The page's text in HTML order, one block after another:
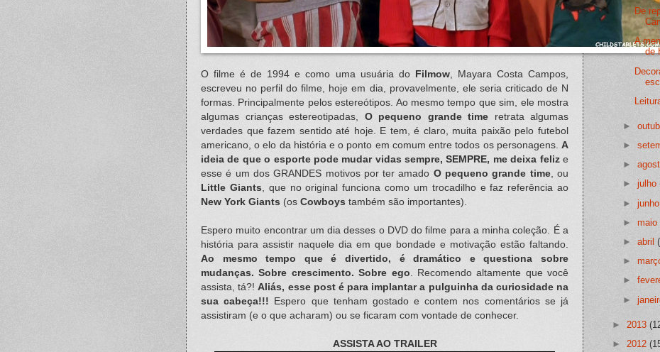
O filme é de 1994 e como uma usuária do Filmow, Mayara Costa Campos,
escreveu no perfil do filme, hoje em dia, provavelmente, ele seria criticado de N
formas. Principalmente pelos estereótipos. Ao mesmo tempo que sim, ele mostra
algumas crianças estereotipadas, O pequeno grande time retrata algumas
verdades que fazem sentido até hoje. E tem, é claro, muita paixão pelo futebol
americano, o elo da história e o ponto em comum entre todos os personagens. A
ideia de que o esporte pode mudar vidas sempre, SEMPRE, me deixa felize
esse é um dos GRANDES motivos por ter amado O pequeno grande time, ou
Little Giants , que no original funciona como um trocadilho e faz referência ao
New York Giants (os Cowboys também são importantes).
Espero muito encontrar um dia desses o DVD do filme para a minha coleção. É a
história para assistir naquele dia em que bondade e motivação estão faltando.
Ao mesmo tempo que é divertido, é dramático e questiona sobre
mudanças. Sobre crescimento. Sobre ego . Recomendo altamente que você
assista, tá?!Aliás, esse post é para implantar a pulguinha da curiosidade na
sua cabeça!!!
Espero que tenham gostado e contem nos comentários se já
assistiram (e o que acharam) ou se ficaram com vontade de conhecer.
ASSISTA AO TRAILER
De
A
de
►
►
►
►julho
►
►maio
►abril
►
►
►
► 2013
► 2012